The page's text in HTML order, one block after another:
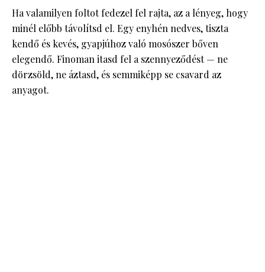
Ha valamilyen foltot fedezel fel rajta, az a lényeg, hogy
minél előbb távolítsd el. Egy enyhén nedves, tiszta
kendő és kevés, gyapjúhoz való mosószer bőven
elegendő. Finoman itasd fel a szennyeződést — ne
dörzsöld, ne áztasd, és semmiképp se csavard az
anyagot.